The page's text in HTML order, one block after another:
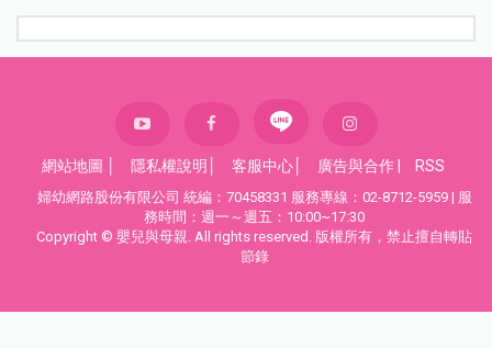
網站地圖 隱私權說明 客服中心 廣告與合作 RSS
婦幼網路股份有限公司 統編：70458331 服務專線：02-8712-5959 | 服
務時間：週一～週五：10:00~17:30
Copyright © 嬰兒與母親. All rights reserved. 版權所有，禁止擅自轉貼
節錄